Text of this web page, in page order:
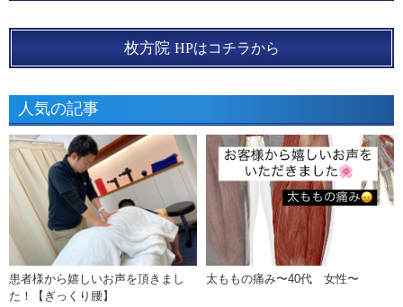
枚方院 HPはコチラから
人気の記事
患者様から嬉しいお声を頂きまし
た！【ぎっくり腰】
太ももの痛み〜40代 女性〜